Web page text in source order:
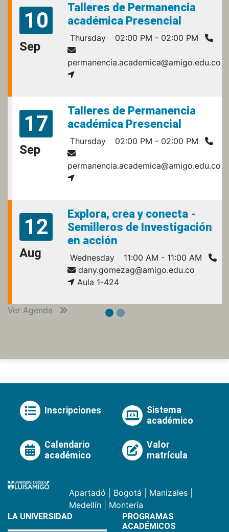
10
Sep
Talleres de Permanencia
académica Presencial
Thursday 02:00 PM - 02:00 PM
permanencia.academica@amigo.edu.co
17
Sep
Talleres de Permanencia
académica Presencial
Thursday 02:00 PM - 02:00 PM
permanencia.academica@amigo.edu.co
12
Aug
Explora, crea y conecta -
Semilleros de Investigación
en acción
Wednesday
11:00 AM - 11:00 AM
dany.gomezag@amigo.edu.co
Aula 1-424
Ver Agenda
Inscripciones
Sistema
académico
Calendario
académico
Valor
matrícula
Apartadó Bogotá Manizales
Medellín
Montería
LA UNIVERSIDAD
PROGRAMAS
ACADÉMICOS